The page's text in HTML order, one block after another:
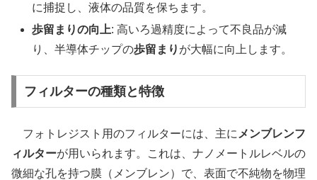
に捕捉し、液体の品質を保ちます。
歩留まりの向上: 高いろ過精度によって不良品が減
り、半導体チップの歩留まり が大幅に向上します。
フィルターの種類と特徴
フォトレジスト用のフィルターには、主に メンブレンフ
ィルターが用いられます。これは、ナノメートルレベルの
微細な孔を持つ膜（メンブレン）で、表面で不純物を物理